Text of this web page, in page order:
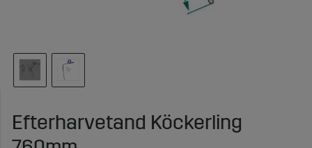
Efterharvetand Köckerling